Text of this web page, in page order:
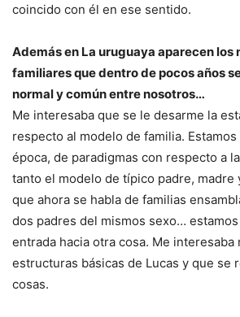
coincido con él en ese sentido.
Además en La uruguaya aparecen los
familiares que dentro de pocos años
normal y común entre nosotros…
Me interesaba que se le desarme la
respecto al modelo de familia.
época, de paradigmas con respecto a
tanto el modelo de típico padre, madre
que ahora se habla de familias
dos padres del mismos sexo…
entrada hacia otra cosa. Me interesaba
estructuras básicas de Lucas y que se
cosas.